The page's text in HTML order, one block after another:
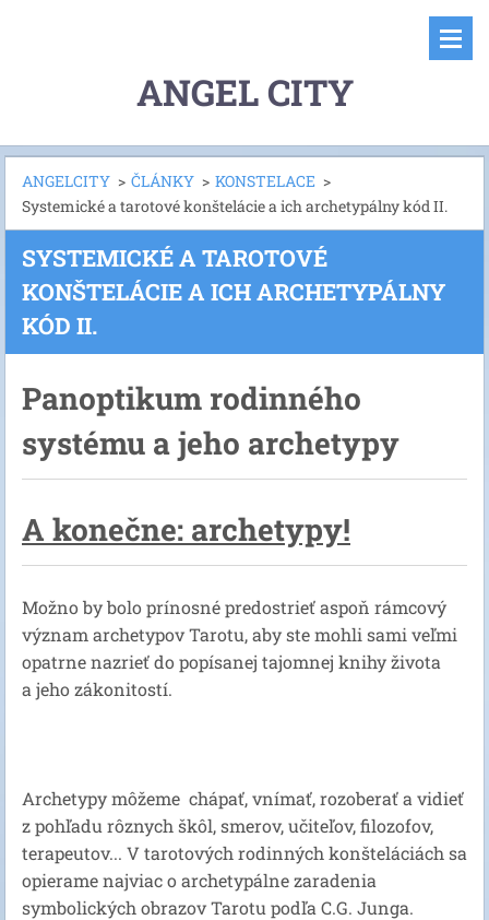
ANGEL CITY
ANGELCITY > ČLÁNKY > KONSTELACE >
Systemické a tarotové konštelácie a ich archetypálny kód II.
SYSTEMICKÉ A TAROTOVÉ
KONŠTELÁCIE A ICH ARCHETYPÁLNY
KÓD II.
Panoptikum rodinného
systému a jeho archetypy
A konečne: archetypy!
Možno by bolo prínosné predostrieť aspoň rámcový
význam archetypov Tarotu, aby ste mohli sami veľmi
opatrne nazrieť do popísanej tajomnej knihy života
a jeho zákonitostí.
Archetypy môžeme chápať, vnímať, rozoberať a vidieť
z pohľadu rôznych škôl, smerov, učiteľov, filozofov,
terapeutov... V tarotových rodinných konšteláciách sa
opierame najviac o archetypálne zaradenia
symbolických obrazov Tarotu podľa C.G. Junga.